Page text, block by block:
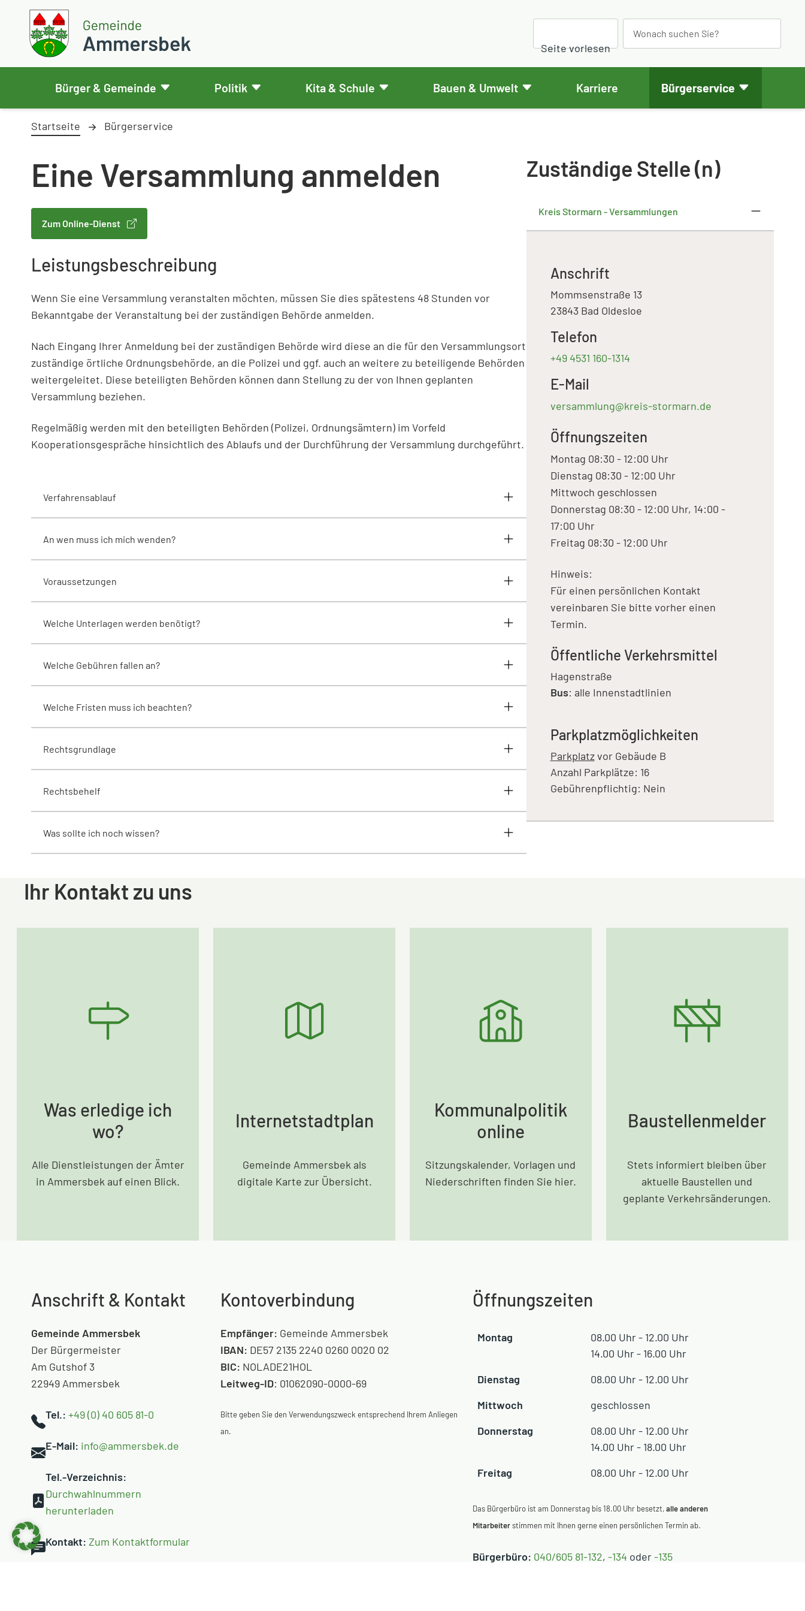
Weiter zum Inhalt
Skip to footer
Gemeinde Ammersbek
Seite vorlesen
h
Bürger & Gemeinde Politik Kita & Schule Bauen & Umwelt Karriere Bürgerservice
Startseite Bürgerservice
Eine Versammlung anmelden
Zum Online-Dienst
Leistungsbeschreibung
Wenn Sie eine Versammlung veranstalten möchten, müssen Sie dies spätestens 48 Stunden vor
Bekanntgabe der Veranstaltung bei der zuständigen Behörde anmelden.
Nach Eingang Ihrer Anmeldung bei der zuständigen Behörde wird diese an die für den Versammlungsort
zuständige örtliche Ordnungsbehörde, an die Polizei und ggf. auch an weitere zu beteiligende Behörden
weitergeleitet. Diese beteiligten Behörden können dann Stellung zu der von Ihnen geplanten
Versammlung beziehen.
Regelmäßig werden mit den beteiligten Behörden (Polizei, Ordnungsämtern) im Vorfeld
Kooperationsgespräche hinsichtlich des Ablaufs und der Durchführung der Versammlung durchgeführt.
Verfahrensablauf
An wen muss ich mich wenden?
Voraussetzungen
Welche Unterlagen werden benötigt?
Welche Gebühren fallen an?
Welche Fristen muss ich beachten?
Rechtsgrundlage
Rechtsbehelf
Was sollte ich noch wissen?
Zuständige Stelle (n)
Kreis Stormarn - Versammlungen
Anschrift
Mommsenstraße 13
23843 Bad Oldesloe
Telefon
+49 4531 160-1314
E-Mail
versammlung@kreis-stormarn.de
Öffnungszeiten
Montag 08:30 - 12:00 Uhr
Dienstag 08:30 - 12:00 Uhr
Mittwoch geschlossen
Donnerstag 08:30 - 12:00 Uhr, 14:00 -
17:00 Uhr
Freitag 08:30 - 12:00 Uhr
Hinweis:
Für einen persönlichen Kontakt
vereinbaren Sie bitte vorher einen
Termin.
Öffentliche Verkehrsmittel
Hagenstraße
Bus: alle Innenstadtlinien
Parkplatzmöglichkeiten
Parkplatzvor Gebäude B
Anzahl Parkplätze: 16
Gebührenpflichtig: Nein
Ihr Kontakt zu uns
Was erledige ich
wo?
Alle Dienstleistungen der Ämter
in Ammersbek auf einen Blick.
Internetstadtplan
Gemeinde Ammersbek als
digitale Karte zur Übersicht.
Kommunalpolitik
online
Sitzungskalender, Vorlagen und
Niederschriften finden Sie hier.
Baustellenmelder
Stets informiert bleiben über
aktuelle Baustellen und
geplante Verkehrsänderungen.
Anschrift & Kontakt
Gemeinde Ammersbek
Der Bürgermeister
Am Gutshof 3
22949 Ammersbek
Tel.: +49 (0) 40 605 81-0
E-Mail: info@ammersbek.de
Tel.-Verzeichnis:
Durchwahlnummern
herunterladen
Kontakt: Zum Kontaktformular
Kontoverbindung
Empfänger: Gemeinde Ammersbek
IBAN: DE57 2135 2240 0260 0020 02
BIC: NOLADE21HOL
Leitweg-ID: 01062090-0000-69
Bitte geben Sie den Verwendungszweck entsprechend Ihrem Anliegen
an.
Öffnungszeiten
Montag
08.00 Uhr - 12.00 Uhr
14.00 Uhr - 16.00 Uhr
Dienstag
08.00 Uhr - 12.00 Uhr
Mittwoch
geschlossen
Donnerstag
08.00 Uhr - 12.00 Uhr
14.00 Uhr - 18.00 Uhr
Freitag
08.00 Uhr - 12.00 Uhr
Das Bürgerbüro ist am Donnerstag bis 18.00 Uhr besetzt,alle anderen
Mitarbeiterstimmen mit Ihnen gerne einen persönlichen Termin ab.
Bürgerbüro: 040/605 81-132,-134 oder-135